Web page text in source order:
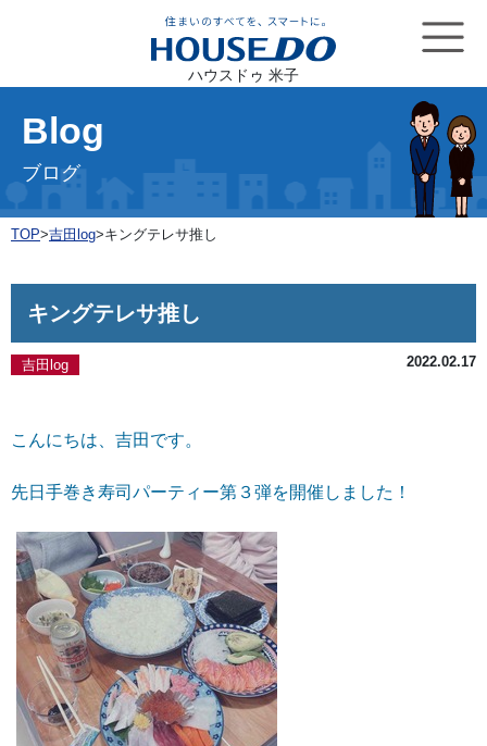
ハウスドゥ 米子
Blog
ブログ
TOP>吉田log>キングテレサ推し
キングテレサ推し
吉田log 2022.02.17
こんにちは、吉田です。
先日手巻き寿司パーティー第３弾を開催しました！